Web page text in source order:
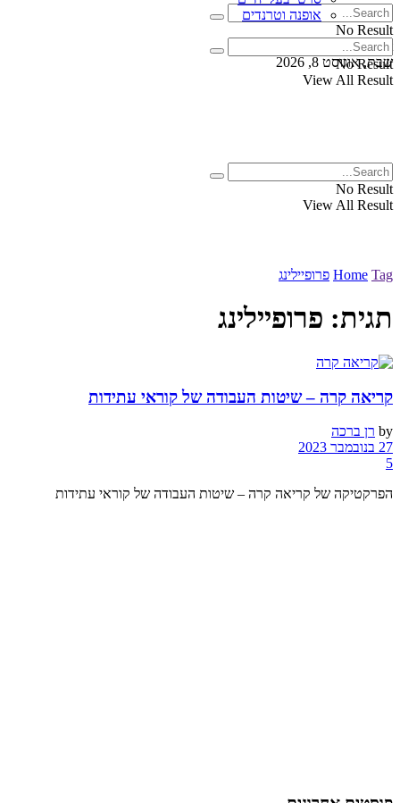
No Result
View All Result
שבת, אוגוסט 8, 2026
אופנה וטרנדים
No Result
View All Result
No Result
View All Result
Home Tag פרופיילינג
תגית: פרופיילינג
קריאה קרה – שיטות העבודה של קוראי עתידות
by רן ברכה
27 בנובמבר 2023
5
הפרקטיקה של קריאה קרה – שיטות העבודה של קוראי עתידות